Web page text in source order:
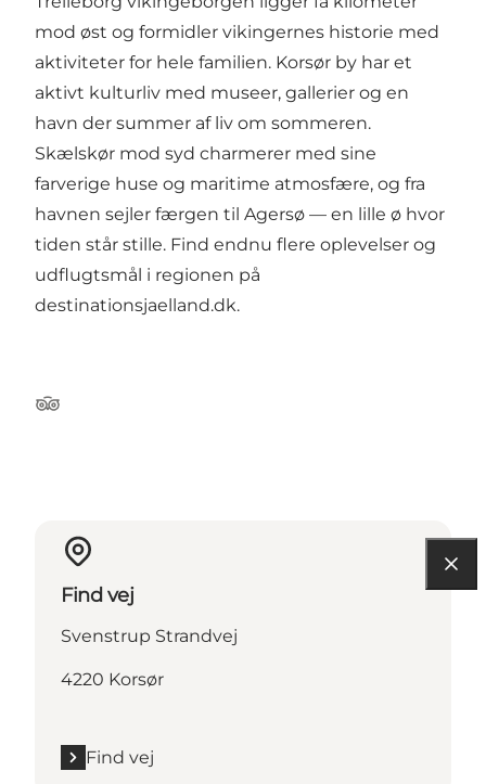
mod øst og formidler vikingernes historie med
aktiviteter for hele familien. Korsør by har et
aktivt kulturliv med museer, gallerier og en
havn der summer af liv om sommeren.
Skælskør mod syd charmerer med sine
farverige huse og maritime atmosfære, og fra
havnen sejler færgen til Agersø — en lille ø hvor
tiden står stille. Find endnu flere oplevelser og
udflugtsmål i regionen på
destinationsjaelland.dk.
TripAdvisor
Find vej
Svenstrup Strandvej
4220 Korsør
Find vej